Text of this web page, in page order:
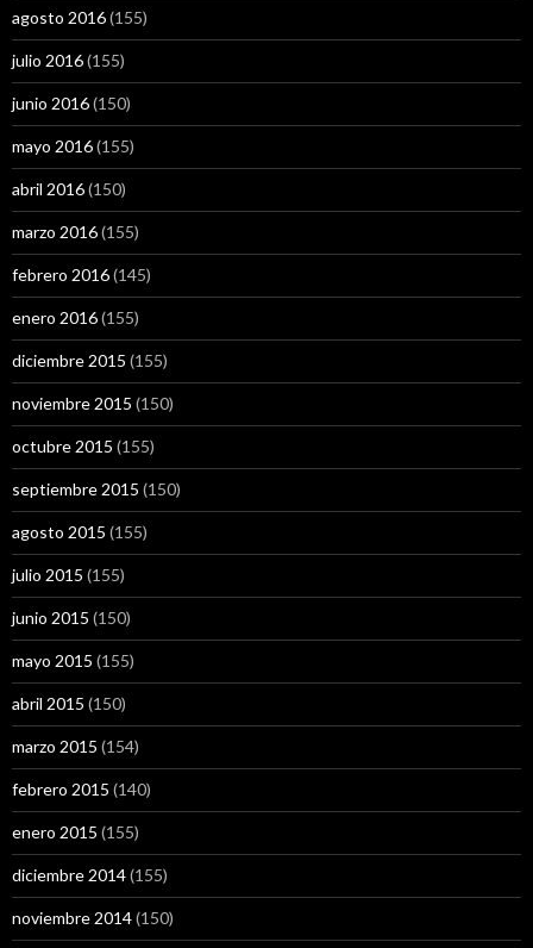
agosto 2016(155)
julio 2016(155)
junio 2016(150)
mayo 2016(155)
abril 2016(150)
marzo 2016(155)
febrero 2016(145)
enero 2016(155)
diciembre 2015 (155)
noviembre 2015 (150)
octubre 2015 (155)
septiembre 2015 (150)
agosto 2015 (155)
julio 2015 (155)
junio 2015 (150)
mayo 2015 (155)
abril 2015 (150)
marzo 2015 (154)
febrero 2015 (140)
enero 2015 (155)
diciembre 2014(155)
noviembre 2014(150)